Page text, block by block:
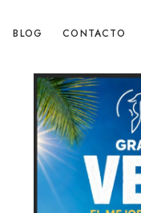
BLOG CONTACTO